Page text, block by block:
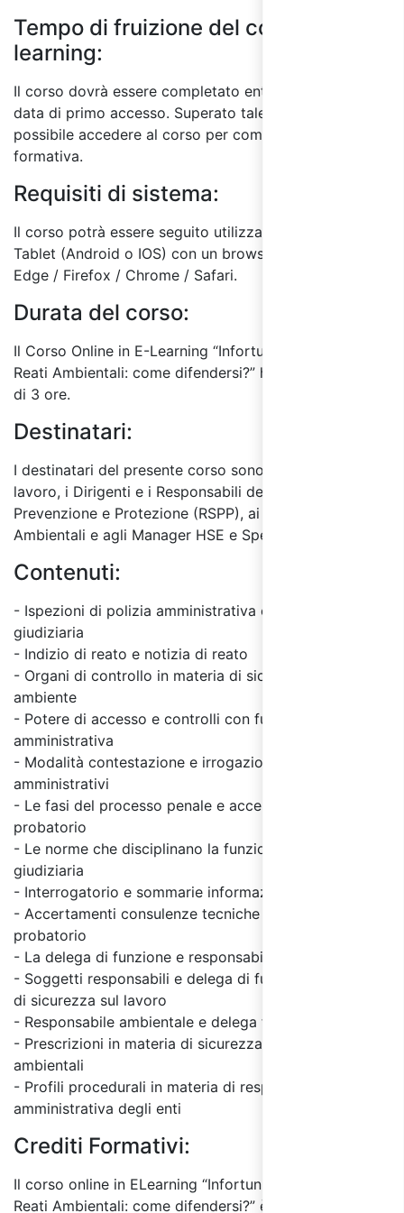
Tempo di fruizione del corso E-
learning:
Il corso dovrà essere completato entro 60 giorni dalla
data di primo accesso. Superato tale termine, non sarà
possibile accedere al corso per completare l'attività
formativa.
Requisiti di sistema:
Il corso potrà essere seguito utilizzando un PC o
Tablet (Android o IOS) con un browser a scelta tra:
Edge / Firefox / Chrome / Safari.
Durata del corso:
Il Corso Online in E-Learning “Infortuni sul Lavoro e
Reati Ambientali: come difendersi?” ha una durata
di 3 ore.
Destinatari:
I destinatari del presente corso sono i Datore di
lavoro, i Dirigenti e i Responsabili del Servizio
Prevenzione e Protezione (RSPP), ai Responsabili
Ambientali e agli Manager HSE e Specialista HSE.
Contenuti:
- Ispezioni di polizia amministrativa e di polizia
giudiziaria
- Indizio di reato e notizia di reato
- Organi di controllo in materia di sicurezza ed
ambiente
- Potere di accesso e controlli con funzione visiva
amministrativa
- Modalità contestazione e irrogazione degli illeciti
amministrativi
- Le fasi del processo penale e accertamenti incidente
probatorio
- Le norme che disciplinano la funzione di polizia
giudiziaria
- Interrogatorio e sommarie informazioni testimoniali
- Accertamenti consulenze tecniche e incidente
probatorio
- La delega di funzione e responsabilità amministrativa
- Soggetti responsabili e delega di funzione in materia
di sicurezza sul lavoro
- Responsabile ambientale e delega funzioni
- Prescrizioni in materia di sicurezza sul lavoro e reati
ambientali
- Profili procedurali in materia di responsabilità
amministrativa degli enti
Crediti Formativi:
Il corso online in ELearning “Infortuni sul Lavoro e
Reati Ambientali: come difendersi?” è valido